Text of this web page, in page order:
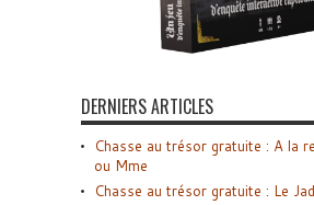
DERNIERS ARTICLES
Chasse au trésor gratuite : A la
ou Mme
Chasse au trésor gratuite : Le